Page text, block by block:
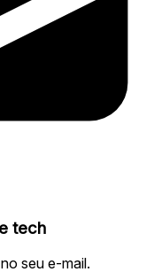
tech
seu e-mail.